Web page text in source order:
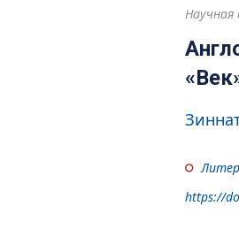
https://